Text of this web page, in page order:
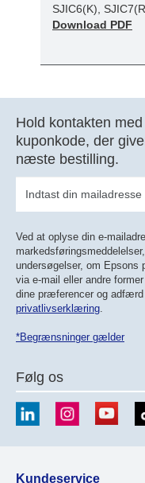
SJIC6(K),
Download PDF
Hold kontakten
kuponkode, der
næste bestilling.
Ved at oplyse din e-
undersøgelser, om Epsons
via e-mail eller andre
dine præferencer og
privatlivserklæring
*Begrænsninger gælder
Følg os
Kundeservice